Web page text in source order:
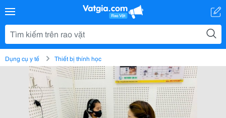
Dụng cụ y tế Thiết bị thính học